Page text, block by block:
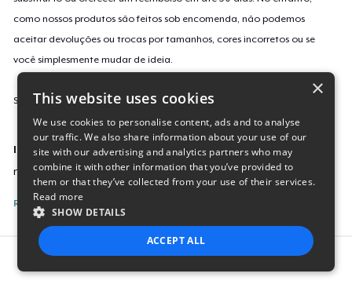
como nossos produtos são feitos sob encomenda, não podemos
aceitar devoluções ou trocas por tamanhos, cores incorretos ou se
você simplesmente mudar de ideia.
Saiba mais sobre a nossa política de devolução
Identificação da campanha
new-product-1175
Reporte esta Campanha
×
This website uses cookies
We use cookies to personalise content, ads and to analyse
our traffic. We also share information about your use of our
site with our advertising and analytics partners who may
combine it with other information that you’ve provided to
them or that they’ve collected from your use of their services.
Read more
SHOW DETAILS
ACCEPT ALL
STRICTLY NECESSARY PERFORMANCE